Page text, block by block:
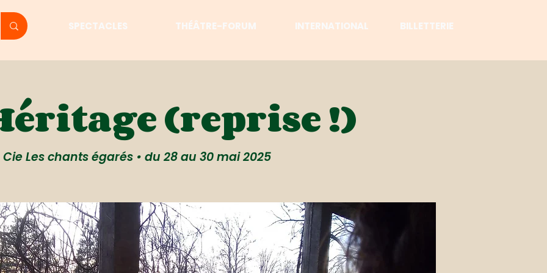
SPECTACLES THÉÂTRE-FORUM INTERNATIONAL BILLETTERIE
(reprise !)
Cie Les chants égarés • du 28 au 30 mai 2025